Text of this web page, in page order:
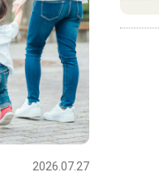
2026.07.27